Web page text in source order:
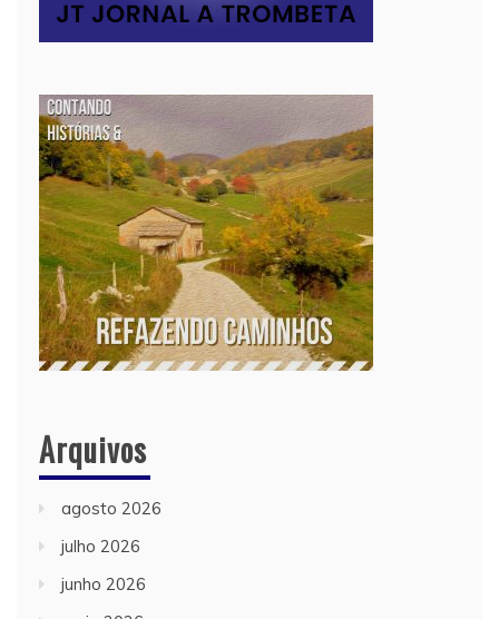
Arquivos
agosto 2026
julho 2026
junho 2026